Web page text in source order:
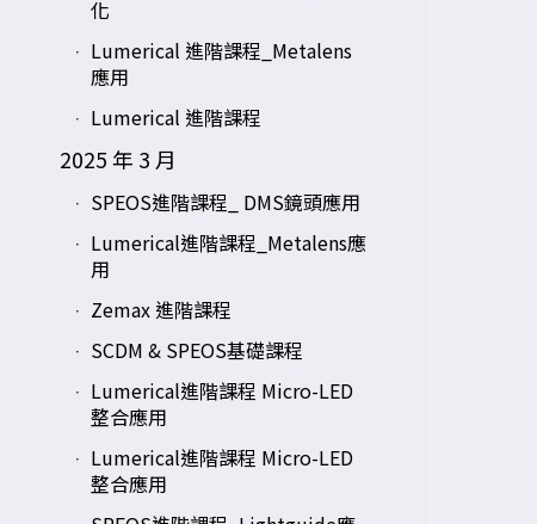
化
Lumerical 進階課程_Metalens
應用
Lumerical 進階課程
2025 年 3 月
SPEOS進階課程_ DMS鏡頭應用
Lumerical進階課程_Metalens應
用
Zemax 進階課程
SCDM & SPEOS基礎課程
Lumerical進階課程 Micro-LED
整合應用
Lumerical進階課程 Micro-LED
整合應用